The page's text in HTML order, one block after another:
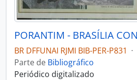
BR DFFUNAI RJMI BIB-PER-P831 ·
Parte de Bibliográfico
Periódico digitalizado